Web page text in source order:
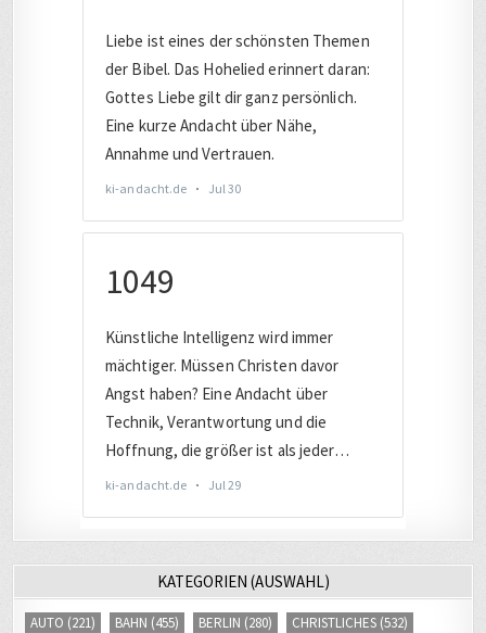
KATEGORIEN (AUSWAHL)
AUTO (221) BAHN (455) BERLIN (280) CHRISTLICHES (532)